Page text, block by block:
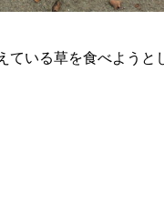
いる草を食べようと